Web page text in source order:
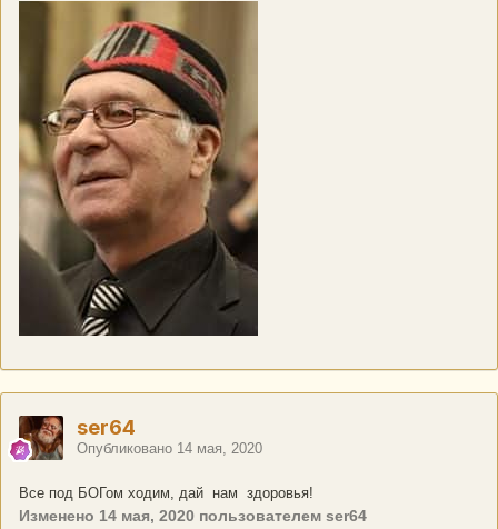
ser64
Опубликовано 14 мая, 2020
Все под БОГом ходим, дай нам здоровья!
Изменено 14 мая, 2020 пользователем ser64